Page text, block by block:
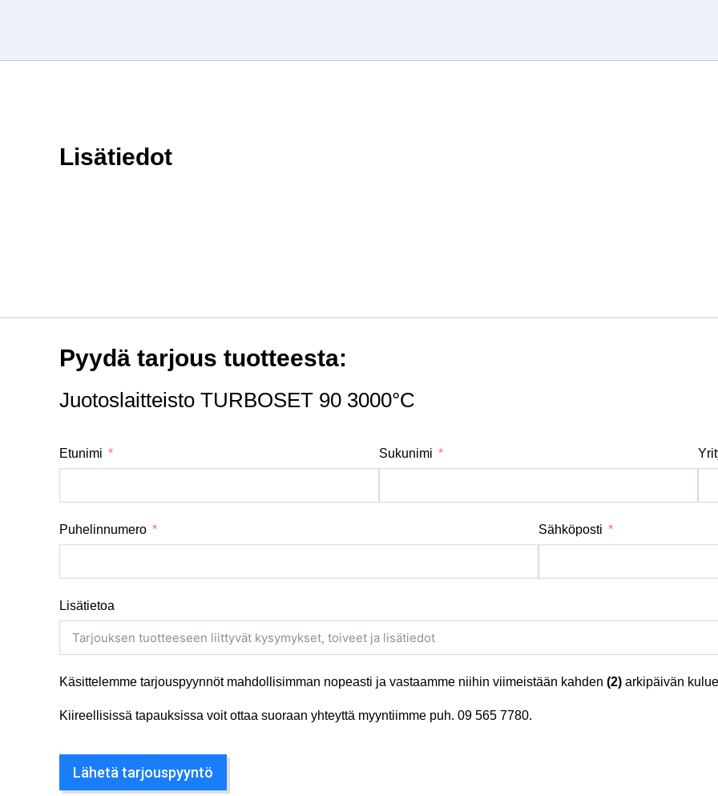
Lisätiedot
Pyydä tarjous tuotteesta:
Juotoslaitteisto TURBOSET 90 3000°C
Etunimi Sukunimi
Puhelinnumero Sähköposti
Lisätietoa
Käsittelemme tarjouspyynnöt mahdollisimman nopeasti ja vastaamme niihin viimeistään kahden (2) arkipäivän
Kiireellisissä tapauksissa voit ottaa suoraan yhteyttä myyntiimme puh. 09 565 7780.
Lähetä tarjouspyyntö